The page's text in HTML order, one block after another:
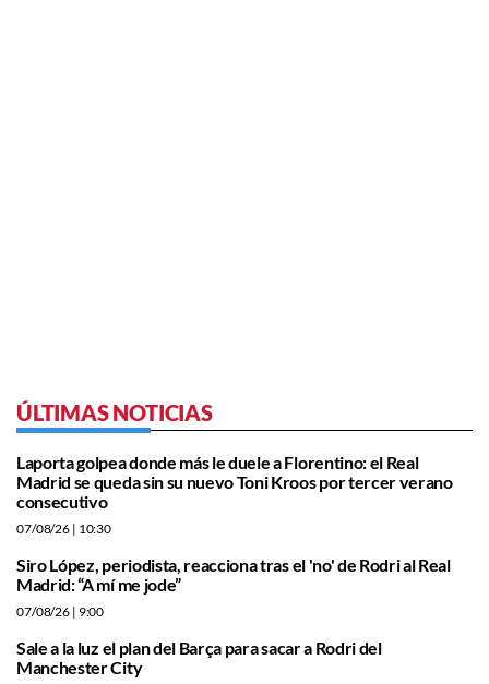
ÚLTIMAS NOTICIAS
Laporta golpea donde más le duele a Florentino: el Real
Madrid se queda sin su nuevo Toni Kroos por tercer verano
consecutivo
07/08/26 | 10:30
Siro López, periodista, reacciona tras el 'no' de Rodri al Real
Madrid: “A mí me jode”
07/08/26 | 9:00
Sale a la luz el plan del Barça para sacar a Rodri del
Manchester City